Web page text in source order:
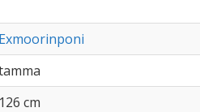
Exmoorinponi
126 cm